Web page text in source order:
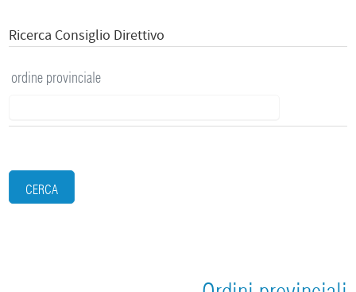
Ricerca Consiglio Direttivo
ordine provinciale
CERCA